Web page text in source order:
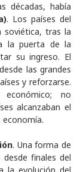
décadas, había
. Los países del
soviética, tras la
la puerta de la
su ingreso. El
las grandes
y reforzarse.
no
alcanzaban el
. Una forma de
desde finales del